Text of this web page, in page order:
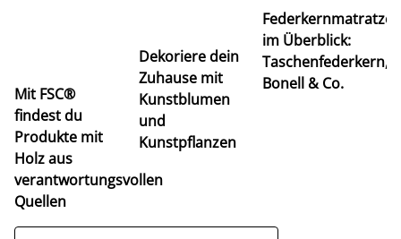
Mit FSC®
findest du
Produkte mit
Holz aus
verantwortungsvollen
Quellen
Dekoriere dein
Zuhause mit
Kunstblumen
und
Kunstpflanzen
im Überblick:
Taschenfederkern,
Bonell & Co.